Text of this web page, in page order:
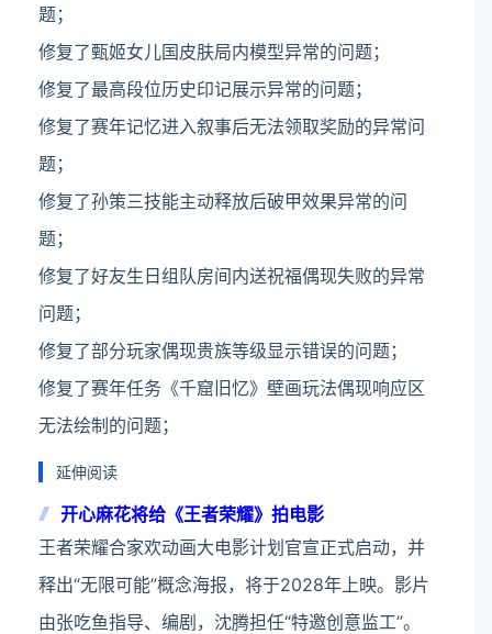
题；
修复了甄姬女儿国皮肤局内模型异常的问题；
修复了最高段位历史印记展示异常的问题；
修复了赛年记忆进入叙事后无法领取奖励的异常问
题；
修复了孙策三技能主动释放后破甲效果异常的问
题；
修复了好友生日组队房间内送祝福偶现失败的异常
问题；
修复了部分玩家偶现贵族等级显示错误的问题；
修复了赛年任务《千窟旧忆》壁画玩法偶现响应区
无法绘制的问题；
延伸阅读
开心麻花将给《王者荣耀》拍电影
王者荣耀合家欢动画大电影计划官宣正式启动，并
释出“无限可能”概念海报，将于2028年上映。影片
由张吃鱼指导、编剧，沈腾担任“特邀创意监工”。